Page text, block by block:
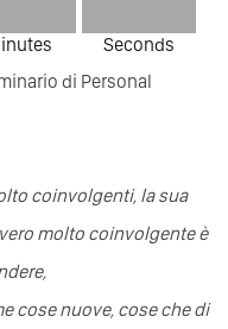
Seconds
di Personal
coinvolgenti, la sua
molto coinvolgente è
cose nuove, cose che di